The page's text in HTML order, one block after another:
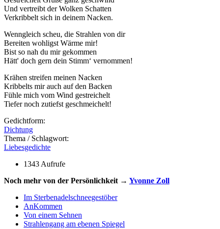
Und vertreibt der Wolken Schatten
Verkribbelt sich in deinem Nacken.
Wenngleich scheu, die Strahlen von dir
Bereiten wohligst Wärme mir!
Bist so nah du mir gekommen
Hätt' doch gern dein Stimm‘ vernommen!
Krähen streifen meinen Nacken
Kribbelts mir auch auf den Backen
Fühle mich vom Wind gestreichelt
Tiefer noch zutiefst geschmeichelt!
Gedichtform:
Dichtung
Thema / Schlagwort:
Liebesgedichte
1343 Aufrufe
Noch mehr von der Persönlichkeit → Yvonne Zoll
Im Sterbenadelschneegestöber
AnKommen
Von einem Sehnen
Strahlengang am ebenen Spiegel